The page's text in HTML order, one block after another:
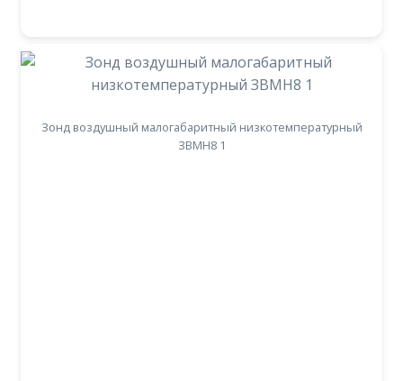
Зонд воздушный малогабаритный низкотемпературный
ЗВМН8 1